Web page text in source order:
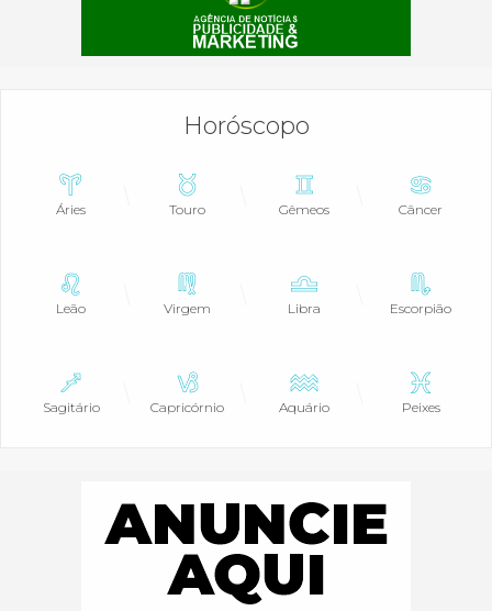
Horóscopo
Áries Touro Gêmeos Câncer
Leão Virgem Libra Escorpião
Sagitário Capricórnio Aquário Peixes